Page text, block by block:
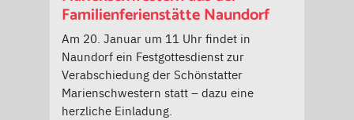
Familienferienstätte Naundorf
Am 20. Januar um 11 Uhr findet in
Naundorf ein Festgottesdienst zur
Verabschiedung der Schönstatter
Marienschwestern statt – dazu eine
herzliche Einladung.